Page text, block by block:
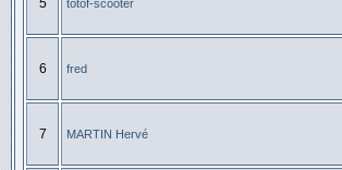
5 totof-scooter
6 fred
7 MARTIN Hervé